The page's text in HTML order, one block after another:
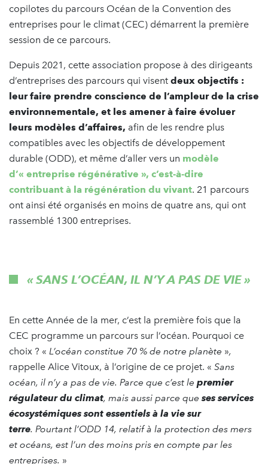
copilotes du parcours Océan de la Convention des
entreprises pour le climat (CEC) démarrent la première
session de ce parcours.
Depuis 2021, cette association propose à des dirigeants
d’entreprises des parcours qui visent deux objectifs :
leur faire prendre conscience de l’ampleur de la crise
environnementale, et les amener à faire évoluer
leurs modèles d’affaires, afin de les rendre plus
compatibles avec les objectifs de développement
durable (ODD), et même d’aller vers un modèle
d’« entreprise régénérative », c’est-à-dire
contribuant à la régénération du vivant. 21 parcours
ont ainsi été organisés en moins de quatre ans, qui ont
rassemblé 1300 entreprises.
« SANS L’OCÉAN, IL N’Y A PAS DE VIE »
En cette Année de la mer, c’est la première fois que la
CEC programme un parcours sur l’océan. Pourquoi ce
choix ? « L’océan constitue 70 % de notre planète »,
rappelle Alice Vitoux, à l’origine de ce projet. « Sans
océan, il n’y a pas de vie. Parce que c’est le premier
régulateur du climat, mais aussi parce queses services
écosystémiques sont essentiels à la vie sur
terre. Pourtant l’ODD 14, relatif à la protection des mers
et océans, est l’un des moins pris en compte par les
entreprises. »